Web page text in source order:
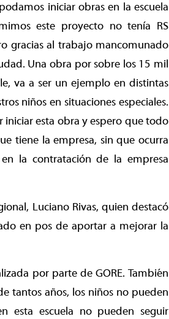
iniciar obras en la escuela
este proyecto no tenía RS
gracias al trabajo mancomunado
Una obra por sobre los 15 mil
va a ser un ejemplo en distintas
niños en situaciones especiales.
esta obra y espero que todo
tiene la empresa, sin que ocurra
la contratación de la empresa
Luciano Rivas, quien destacó
en pos de aportar a mejorar la
por parte de GORE. También
tantos años, los niños no pueden
esta escuela no pueden seguir